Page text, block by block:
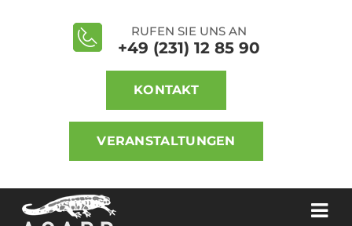
RUFEN SIE UNS AN
+49 (231) 12 85 90
KONTAKT
VERANSTALTUNGEN